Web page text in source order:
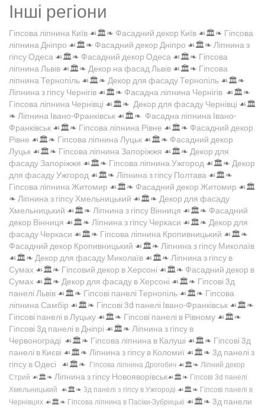
Інші регіони
Гіпсова ліпнина Київ ☙🏛️❧ Фасадний декор Київ ☙🏛️❧ Гіпсова
ліпнина Дніпро ☙🏛️❧ Фасадний декор Дніпро ☙🏛️❧ Ліпнина з
гіпсу Одеса ☙🏛️❧ Фасадний декор Одеса ☙🏛️❧ Гіпсова
ліпнина Львів ☙🏛️❧ Декор на фасад Львів ☙🏛️❧ Гіпсова
ліпнина Тернопіль ☙🏛️❧ Декор для фасаду Тернопіль ☙🏛️❧
Ліпнина з гіпсу Чернігів ☙🏛️❧ Фасадна ліпнина Чернігів ☙🏛️❧
Гіпсова ліпнина Чернівці ☙🏛️❧ Декор для фасаду Чернівці ☙🏛️
❧ Ліпнина Івано-Франківськ ☙🏛️❧ Фасадна ліпнина Івано-
Франківськ ☙🏛️❧ Гіпсова ліпнина Рівне ☙🏛️❧ Фасадний декор
Рівне ☙🏛️❧ Гіпсова ліпнина Луцьк ☙🏛️❧ Фасадний декор
Луцьк ☙🏛️❧ Гіпсова ліпнина Запоріжжя ☙🏛️❧ Декор для
фасаду Запоріжжя ☙🏛️❧ Гіпсова ліпнина Ужгород ☙🏛️❧ Декор
для фасаду Ужгород ☙🏛️❧ Ліпнина з гіпсу Полтава ☙🏛️❧
Гіпсова ліпнина Житомир ☙🏛️❧ Фасадний декор Житомир ☙🏛️
❧ Ліпнина з гіпсу Хмельницький ☙🏛️❧ Декор для фасаду
Хмельницький ☙🏛️❧ Ліпнина з гіпсу Вінниця ☙🏛️❧ Фасадний
декор Вінниця ☙🏛️❧ Ліпнина з гіпсу Черкаси ☙🏛️❧ Декор для
фасаду Черкаси ☙🏛️❧ Гіпсова ліпнина Кропивницький ☙🏛️❧
Фасадний декор Кропивницький ☙🏛️❧ Ліпнина з гіпсу Миколаїв
☙🏛️❧ Декор для фасаду Миколаїв ☙🏛️❧ Ліпнина з гіпсу в
Сумах ☙🏛️❧ Гіпсовий декор в Херсоні ☙🏛️❧ Фасадний декор в
Сумах ☙🏛️❧ Декор для фасаду в Херсоні ☙🏛️❧ Гіпсові 3д
панелі Львів ☙🏛️❧ Гіпсові панелі Тернопіль ☙🏛️❧ Гіпсова
ліпнина Самбір ☙🏛️❧ Гіпсові 3d панелі Івано-Франківськ ☙🏛️❧
Гіпсові панелі в Луцьку ☙🏛️❧ Гіпсові панелі в Рівному ☙🏛️❧
Гіпсові 3д панелі в Дніпрі ☙🏛️❧ Ліпнина з гіпсу в
Червонограді ☙🏛️❧ Гіпсова ліпнина в Калуші ☙🏛️❧ Гіпсові 3д
панелі в Києві ☙🏛️❧ Ліпнина з гіпсу в Коломиї ☙🏛️❧ 3д панелі з
гіпсу в Одесі ☙🏛️❧ Гіпсова ліпнина Дрогобич ☙🏛️❧ Ліпний декор
Стрий ☙🏛️❧ Ліпнина з гіпсу Новояворівськ☙🏛️❧ Гіпсові 3d панелі
Хмельницький ☙🏛️❧ 3д панелі з гіпсу в Ужгороді ☙🏛️❧ Гіпсові панелі в
Чернівцях ☙🏛️❧ Гіпсова ліпнина в Пасіки-Зубрицькі ☙🏛️❧ 3д панели